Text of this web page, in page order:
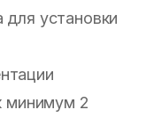
для установки
минимум 2